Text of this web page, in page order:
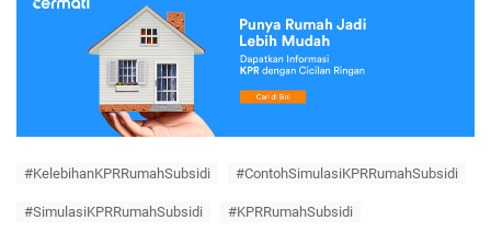
#KelebihanKPRRumahSubsidi #ContohSimulasiKPRRumahSubsidi
#SimulasiKPRRumahSubsidi #KPRRumahSubsidi